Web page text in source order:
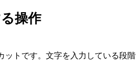
操作
ットです。文字を入力している段階